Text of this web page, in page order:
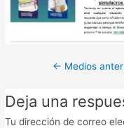
← Medios
Deja una
Tu dirección de correo